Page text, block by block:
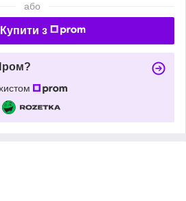
або
Купити з